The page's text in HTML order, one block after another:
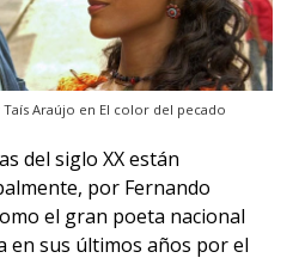
Araújo en El color del pecado
del siglo XX están
por Fernando
el gran poeta nacional
en sus últimos años por el